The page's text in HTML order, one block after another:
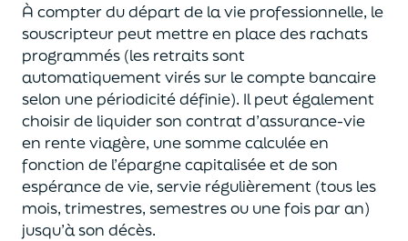
À compter du départ de la vie professionnelle, le
souscripteur peut mettre en place des rachats
programmés (les retraits sont
automatiquement virés sur le compte bancaire
selon une périodicité définie). Il peut également
choisirde liquider son contrat d’assurance-vie
en rente viagère, une somme calculée en
fonction de l’épargne capitalisée et deson
espérance de vie, servie régulièrement (tous les
mois, trimestres, semestres ou une fois par an)
jusqu’à son décès.